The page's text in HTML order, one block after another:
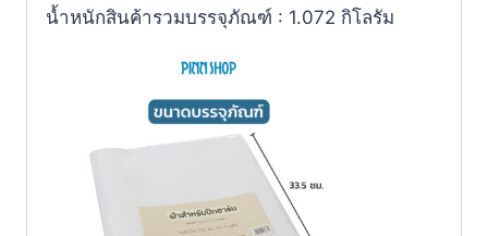
น้ำหนักสินค้ารวมบรรจุภัณฑ์ : 1.072 กิโลรัม